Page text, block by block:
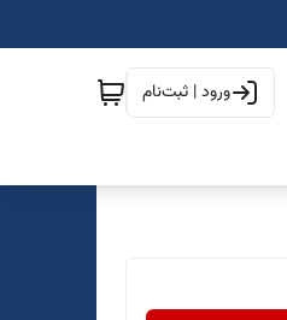
ورود | ثبت‌نام